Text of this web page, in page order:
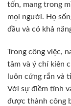
tốn, mang trong
mọi người. Họ
đầu và có khả
Trong công việc,
tâm và ý chí kiên
luôn cứng rắn và
Với sự điềm tĩnh
được thành công